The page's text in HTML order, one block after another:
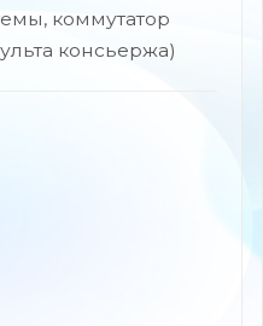
коммутатор
консьержа)